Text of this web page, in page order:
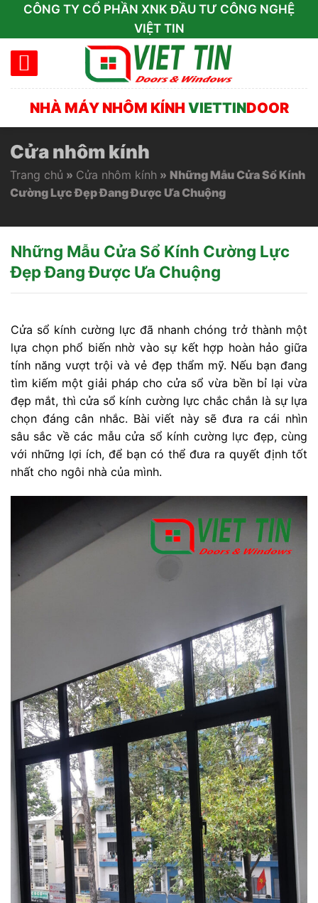
CÔNG TY CỔ PHẦN XNK ĐẦU TƯ CÔNG NGHỆ
VIỆT TIN
NHÀ MÁY NHÔM KÍNH VIETTINDOOR
Cửa nhôm kính
Trang chủ » Cửa nhôm kính » Những Mẫu Cửa Sổ Kính
Cường Lực Đẹp Đang Được Ưa Chuộng
Những Mẫu Cửa Sổ Kính Cường Lực
Đẹp Đang Được Ưa Chuộng
Cửa sổ kính cường lực đã nhanh chóng trở thành một
lựa chọn phổ biến nhờ vào sự kết hợp hoàn hảo giữa
tính năng vượt trội và vẻ đẹp thẩm mỹ. Nếu bạn đang
tìm kiếm một giải pháp cho cửa sổ vừa bền bỉ lại vừa
đẹp mắt, thì cửa sổ kính cường lực chắc chắn là sự lựa
chọn đáng cân nhắc. Bài viết này sẽ đưa ra cái nhìn
sâu sắc về các mẫu cửa sổ kính cường lực đẹp, cùng
với những lợi ích, để bạn có thể đưa ra quyết định tốt
nhất cho ngôi nhà của mình.